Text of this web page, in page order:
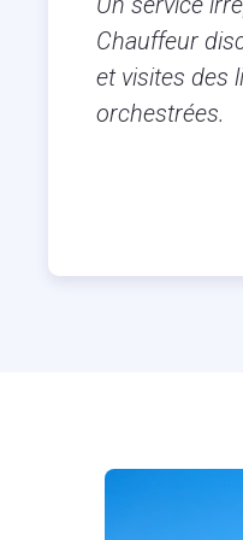
Chauffeur
et visites des
orchestrées.